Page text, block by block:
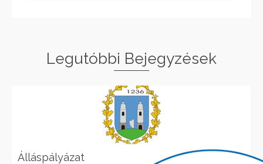
Legutóbbi Bejegyzések
Álláspályázat